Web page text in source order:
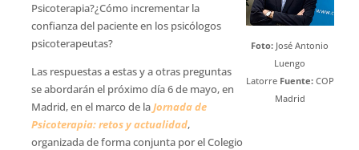
Psicoterapia?¿Cómo incrementar la
confianza del paciente en los psicólogos
psicoterapeutas?
Las respuestas a estas y a otras preguntas
se abordarán el próximo día 6 de mayo, en
Madrid, en el marco de laJornada de
Psicoterapia: retos y actualidad,
organizada de forma conjunta por el Colegio
Foto: José Antonio
Luengo
Latorre Fuente: COP
Madrid